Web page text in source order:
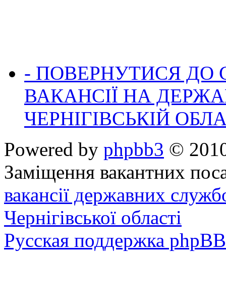
- ПОВЕРНУТИСЯ ДО
ВАКАНСІЇ НА
ЧЕРНІГІВСЬКІЙ
Powered by phpbb3 ©
Заміщення вакантних
вакансії державних
Чернігівської області
Русская поддержка phpBB